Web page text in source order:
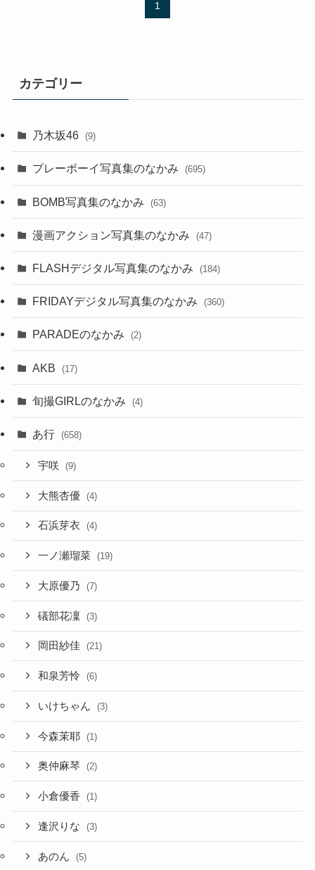
1
カテゴリー
乃木坂46 (9)
プレーボーイ写真集のなかみ (695)
BOMB写真集のなかみ (63)
漫画アクション写真集のなかみ (47)
FLASHデジタル写真集のなかみ (184)
FRIDAYデジタル写真集のなかみ (360)
PARADEのなかみ (2)
AKB (17)
旬撮GIRLのなかみ (4)
あ行 (658)
宇咲 (9)
大熊杏優 (4)
石浜芽衣 (4)
一ノ瀬瑠菜 (19)
大原優乃 (7)
礒部花凜 (3)
岡田紗佳 (21)
和泉芳怜 (6)
いけちゃん (3)
今森茉耶 (1)
奥仲麻琴 (2)
小倉優香 (1)
逢沢りな (3)
あのん (5)